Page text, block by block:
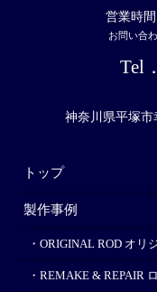
営業時
お問い合
Tel．
神奈川県平塚市
トップ
製作事例
・ORIGINAL ROD オリ
・REMAKE & REPAIR